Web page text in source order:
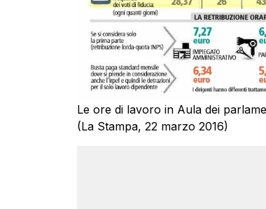
Le ore di lavoro in Aula dei
(La Stampa, 22 marzo 2016)